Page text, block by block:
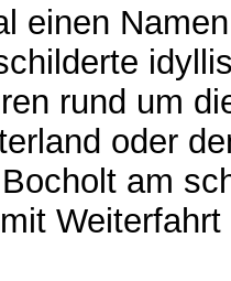
einen
rund um
oder
am